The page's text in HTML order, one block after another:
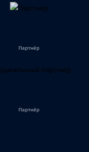
Партнёр
Партнёр